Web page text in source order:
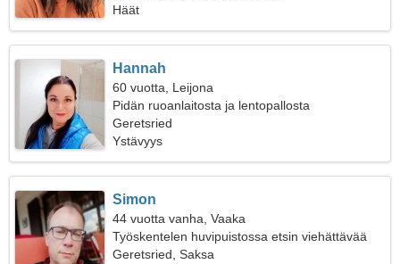
Häät
Hannah
60 vuotta, Leijona
Pidän ruoanlaitosta ja lentopallosta
Geretsried
Ystävyys
Simon
44 vuotta vanha, Vaaka
Työskentelen huvipuistossa etsin viehättävää
naista
Geretsried, Saksa